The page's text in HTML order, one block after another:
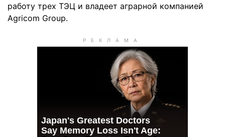
работу трех ТЭЦ и владеет аграрной компанией
Agricom Group.